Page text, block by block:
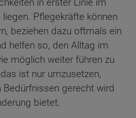
Pflegekräfte können
beziehen dazu oftmals ein
helfen so, den Alltag im
möglich weiter führen zu
ist nur umzusetzen,
gerecht wird
bietet.